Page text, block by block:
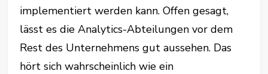
implementiert werden kann. Offen gesagt,
lässt es die Analytics-Abteilungen vor dem
Rest des Unternehmens gut aussehen. Das
hört sich wahrscheinlich wie ein